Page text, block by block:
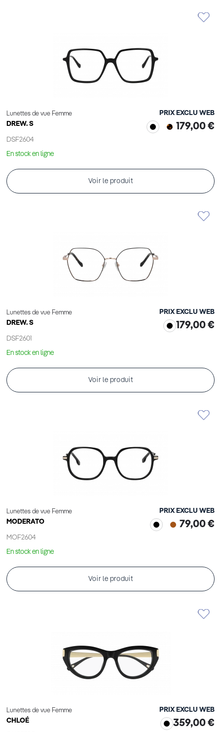
Lunettes de vue Femme
DREW. S
DSF2604
PRIX EXCLU WEB
179,00 €
En stock en ligne
Voir le produit
Lunettes de vue Femme
DREW. S
DSF2601
PRIX EXCLU WEB
179,00 €
En stock en ligne
Voir le produit
Lunettes de vue Femme
MODERATO
MOF2604
PRIX EXCLU WEB
79,00 €
En stock en ligne
Voir le produit
Lunettes de vue Femme
CHLOÉ
PRIX EXCLU WEB
359,00 €